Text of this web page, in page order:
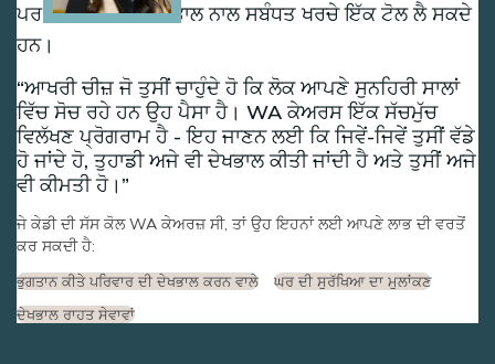
ਪਰ ਕਹਿੰਦਾ ਹੈ ਕਿ ਦੇਖਭਾਲ ਨਾਲ ਸਬੰਧਤ ਖਰਚੇ ਇੱਕ ਟੋਲ ਲੈ ਸਕਦੇ
ਹਨ।
ਆਖਰੀ ਚੀਜ਼ ਜੋ ਤੁਸੀਂ ਚਾਹੁੰਦੇ ਹੋ ਕਿ ਲੋਕ ਆਪਣੇ ਸੁਨਹਿਰੀ ਸਾਲਾਂ
ਵਿੱਚ ਸੋਚ ਰਹੇ ਹਨ ਉਹ ਪੈਸਾ ਹੈ। WA ਕੇਅਰਸ ਇੱਕ ਸੱਚਮੁੱਚ
ਵਿਲੱਖਣ ਪ੍ਰੋਗਰਾਮ ਹੈ - ਇਹ ਜਾਣਨ ਲਈ ਕਿ ਜਿਵੇਂ-ਜਿਵੇਂ ਤੁਸੀਂ ਵੱਡੇ
ਹੋ ਜਾਂਦੇ ਹੋ, ਤੁਹਾਡੀ ਅਜੇ ਵੀ ਦੇਖਭਾਲ ਕੀਤੀ ਜਾਂਦੀ ਹੈ ਅਤੇ ਤੁਸੀਂ ਅਜੇ
ਵੀ ਕੀਮਤੀ ਹੋ।
ਜੇ ਕੇਡੀ ਦੀ ਸੱਸ ਕੋਲ WA ਕੇਅਰਜ਼ ਸੀ, ਤਾਂ ਉਹ ਇਹਨਾਂ ਲਈ ਆਪਣੇ ਲਾਭ ਦੀ ਵਰਤੋਂ
ਕਰ ਸਕਦੀ ਹੈ:
ਭੁਗਤਾਨ ਕੀਤੇ ਪਰਿਵਾਰ ਦੀ ਦੇਖਭਾਲ ਕਰਨ ਵਾਲੇ
ਘਰ ਦੀ ਸੁਰੱਖਿਆ ਦਾ ਮੁਲਾਂਕਣ
ਦੇਖਭਾਲ ਰਾਹਤ ਸੇਵਾਵਾਂ